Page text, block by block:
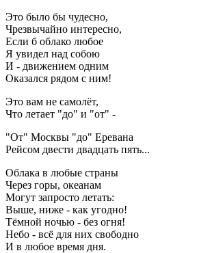
Это было бы чудесно,
Чрезвычайно интересно,
Если б облако любое
Я увидел над собою
И - движением одним
Оказался рядом с ним!
Это вам не самолёт,
Что летает "до" и "от" -
"От" Москвы "до" Еревана
Рейсом двести двадцать пять...
Облака в любые страны
Через горы, океанам
Могут запросто летать:
Выше, ниже - как угодно!
Тёмной ночью - без огня!
Небо - всё для них свободно
И в любое время дня.